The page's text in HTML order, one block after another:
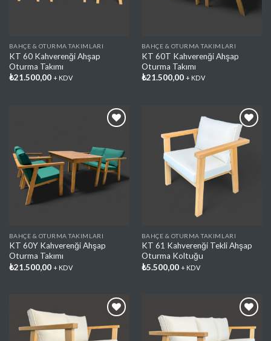
BAHÇE & OTURMA TAKIMLARI
KT 60 Kahverenği Ahşap
Oturma Takımı
₺21.500,00 + KDV
BAHÇE & OTURMA TAKIMLARI
KT 60T Kahverenği Ahşap
Oturma Takımı
₺21.500,00 + KDV
Favorilere
Ekle
BAHÇE & OTURMA TAKIMLARI
KT 60Y Kahverenği Ahşap
Oturma Takımı
₺21.500,00 + KDV
Favorilere
Ekle
BAHÇE & OTURMA TAKIMLARI
KT 61 Kahverenği Tekli Ahşap
Oturma Koltuğu
₺5.500,00 + KDV